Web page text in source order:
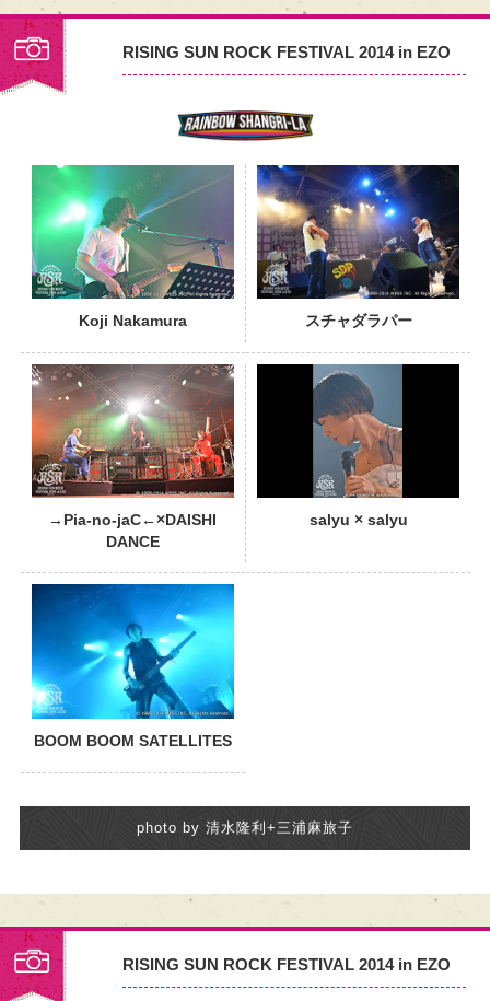
RISING SUN ROCK FESTIVAL 2014 in EZO
Koji Nakamura スチャダラパー
PHOTO
→Pia-no-jaC←×DAISHI
DANCE
salyu × salyu
PHOTO
BOOM BOOM SATELLITES
photo by 清水隆利+三浦麻旅子
RISING SUN ROCK FESTIVAL 2014 in EZO